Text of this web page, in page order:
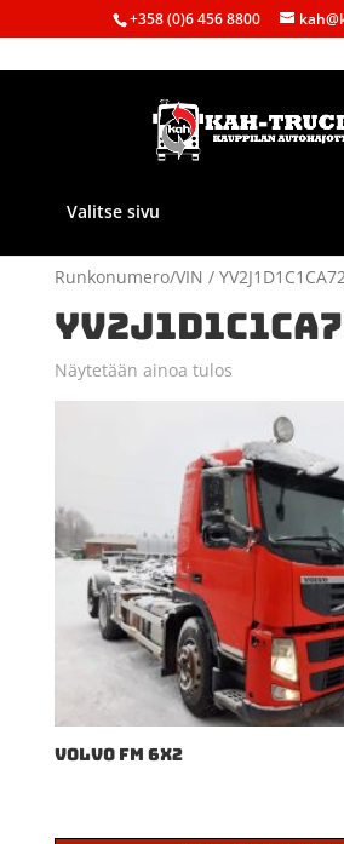
+358 (0)6 456 8800
Valitse sivu
Runkonumero/VIN /
Näytetään ainoa tulos
VOLVO FM 6X2